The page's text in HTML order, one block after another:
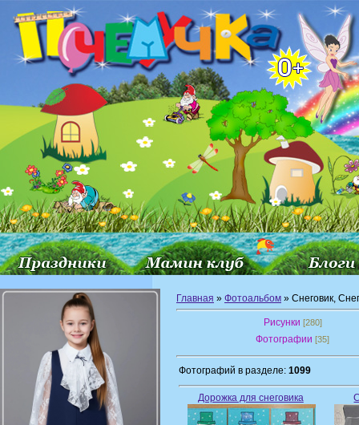
Главная » Фотоальбом » Снеговик,
Рисунки [280]
Фотографии [35]
Фотографий в разделе: 1099
Дорожка для снеговика